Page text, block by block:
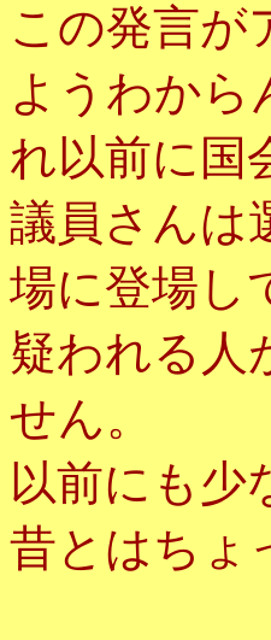
この発言が
ようわから
れ以前に国
議員さんは
場に登場し
疑われる人
せん。
以前にも少
昔とはちょ